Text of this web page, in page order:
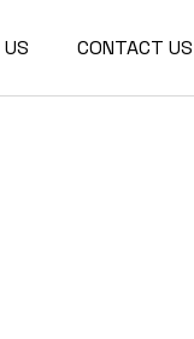
CONTACT US